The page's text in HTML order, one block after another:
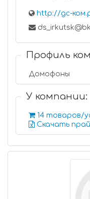
http://дс-
Профиль
Домофоны
У компании:
14 товаров/
Скачать